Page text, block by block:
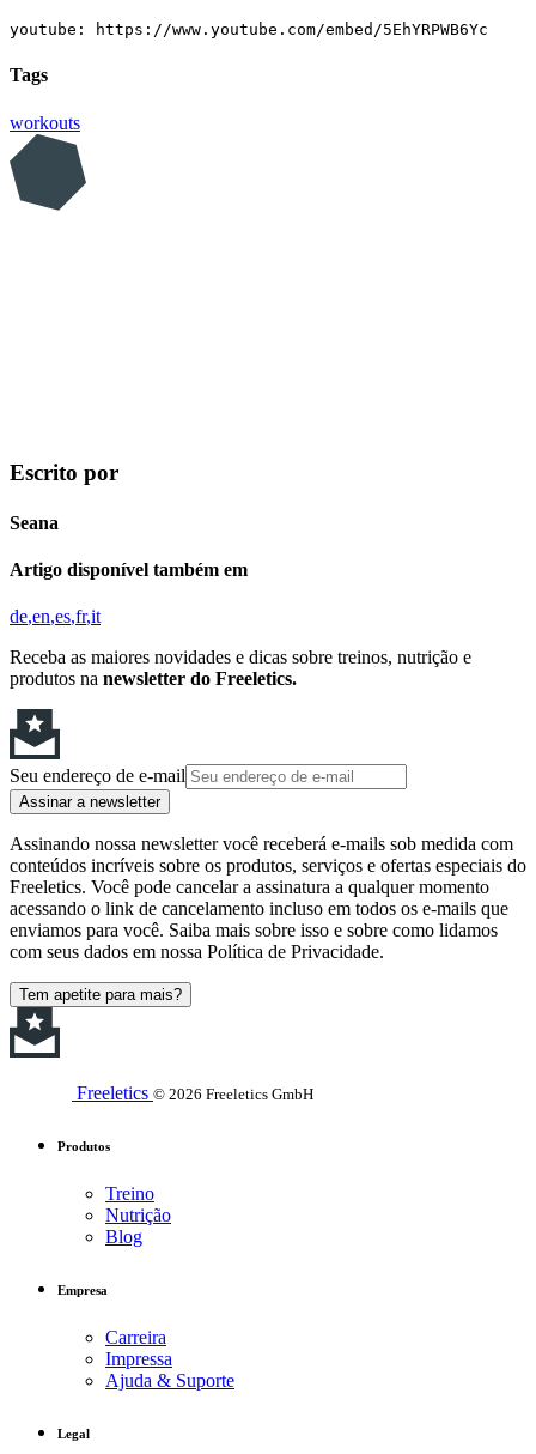
youtube: https://www.youtube.com/embed/5EhYRPWB6Yc
Tags
workouts
Escrito por
Seana
Artigo disponível também em
de en es fr it
Receba as maiores novidades e dicas sobre treinos, nutrição e
produtos na newsletter do Freeletics.
Seu endereço de e-mail
Assinar a newsletter
Assinando nossa newsletter você receberá e-mails sob medida com
conteúdos incríveis sobre os produtos, serviços e ofertas especiais do
Freeletics. Você pode cancelar a assinatura a qualquer momento
acessando o link de cancelamento incluso em todos os e-mails que
enviamos para você. Saiba mais sobre isso e sobre como lidamos
com seus dados em nossa Política de Privacidade.
Tem apetite para mais?
Freeletics © 2026 Freeletics GmbH
Produtos
Treino
Nutrição
Blog
Empresa
Carreira
Impressa
Ajuda & Suporte
Legal